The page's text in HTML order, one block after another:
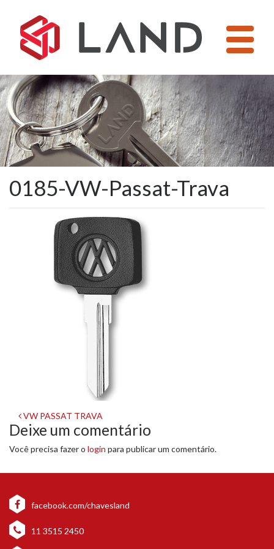
conteúdo
0185-VW-Passat-Trava
Navegação
de
post
VW PASSAT TRAVA
Deixe um comentário
Você precisa fazer o login para publicar um comentário.
facebook.com/chavesland
11 3515 2450